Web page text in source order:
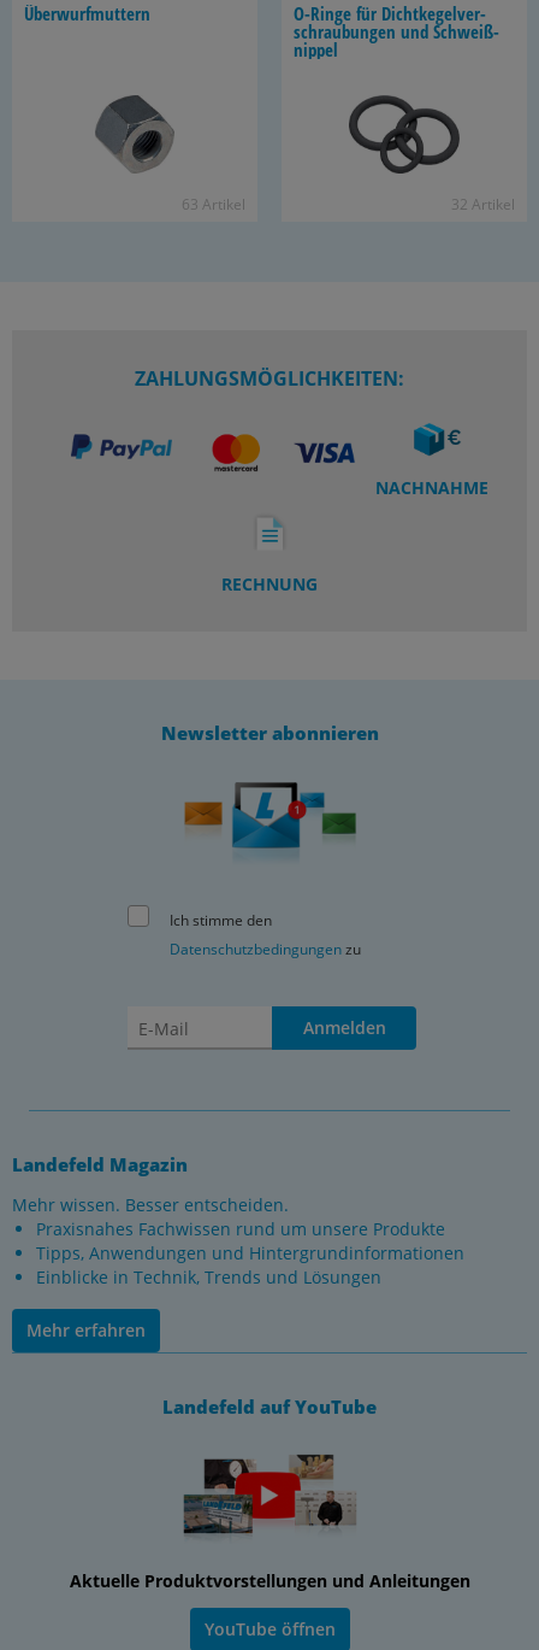
Über­wurf­mut­tern
63 Ar­ti­kel
O-​Ringe für Dicht­ke­gel­ver­
schrau­bun­gen und Schweiß­
nip­pel
32 Ar­ti­kel
ZAHLUNGSMÖGLICHKEITEN:
NACHNAHME
RECHNUNG
Newsletter abonnieren
Ich stimme den
Datenschutzbedingungenzu
Anmelden
Landefeld Magazin
Mehr wissen. Besser entscheiden.
Praxisnahes Fachwissen rund um unsere Produkte
Tipps, Anwendungen und Hintergrundinformationen
Einblicke in Technik, Trends und Lösungen
Mehr erfahren
Landefeld auf YouTube
Aktuelle Produktvorstellungen und Anleitungen
YouTube öffnen